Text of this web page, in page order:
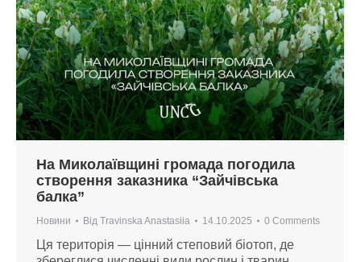
На Миколаївщині громада погодила
створення заказника “Зайчівська
балка”
Новини Від Travinska Anastasiia 14.10.2025 0 Comments
Ця територія — цінний степовий біотоп, де